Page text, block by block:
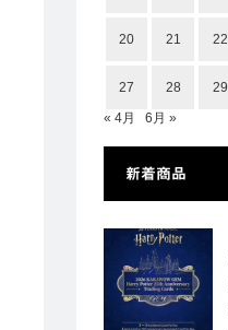
20 21 22
27 28 29
« 4月
6月 »
新着商品